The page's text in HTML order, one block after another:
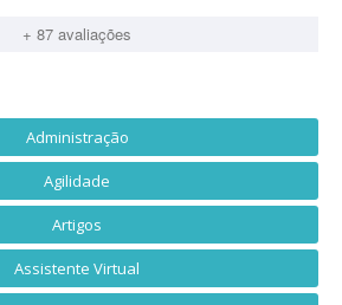
+ 87 avaliações
Administração
Agilidade
Artigos
Assistente Virtual